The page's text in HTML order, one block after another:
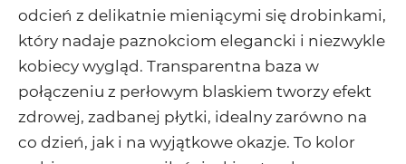
odcień z delikatnie mieniącymi się drobinkami,
który nadaje paznokciom elegancki i niezwykle
kobiecy wygląd. Transparentna baza w
połączeniu z perłowym blaskiem tworzy efekt
zdrowej, zadbanej płytki, idealny zarówno na
co dzień, jak i na wyjątkowe okazje. To kolor